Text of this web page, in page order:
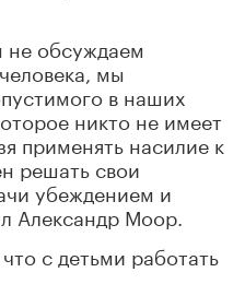
не обсуждаем
мы
в наших
никто не имеет
применять насилие к
решать свои
убеждением и
Александр Моор.
с детьми работать